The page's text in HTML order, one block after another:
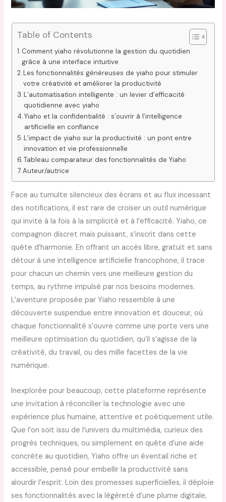
Table of Contents
Comment yiaho révolutionne la gestion du quotidien
grâce à une interface intuitive
Les fonctionnalités généreuses de yiaho pour stimuler
votre créativité et améliorer la productivité
L’automatisation intelligente : un levier d’efficacité
quotidienne avec yiaho
Yiaho et la confidentialité : s’ouvrir à l’intelligence
artificielle en confiance
L’impact de yiaho sur la productivité : un pont entre
innovation et vie professionnelle
Tableau comparateur des fonctionnalités de Yiaho
Auteur/autrice
Face au tumulte silencieux des écrans et au flux incessant
des notifications, il est rare de croiser un outil numérique
qui invite à la fois à la simplicité et à l’efficacité. Yiaho, ce
compagnon discret mais puissant, s’inscrit dans cette
quête d’harmonie. En offrant un accès libre, gratuit et sans
détour à une intelligence artificielle francophone, il trace
pour chacun un chemin vers une meilleure gestion du
temps, au rythme impulsé par nos besoins modernes.
L’aventure proposée par Yiaho ressemble à une
découverte suspendue entre innovation et douceur, où
chaque fonctionnalité s’ouvre comme une porte vers une
meilleure optimisation du quotidien, qu’il s’agisse de la
créativité, du travail, ou des mille facettes de la vie
numérique.
Inexplorée pour beaucoup, cette plateforme représente
une invitation à réconcilier la technologie avec une
expérience plus humaine, attentive et poétiquement utile.
Que l’on soit issu de l’univers du multimédia, curieux des
progrès techniques, ou simplement en quête d’une aide
concrète au quotidien, Yiaho offre un éventail riche et
accessible, pensé pour embellir la productivité sans
alourdir l’esprit. Loin des promesses superficielles, il déploie
ses fonctionnalités avec la légèreté d’une plume digitale,